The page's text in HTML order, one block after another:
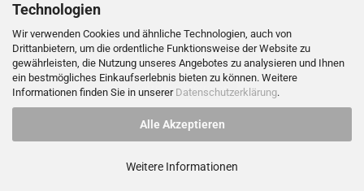
Technologien
Wir verwenden Cookies und ähnliche Technologien, auch von
Drittanbietern, um die ordentliche Funktionsweise der Website zu
gewährleisten, die Nutzung unseres Angebotes zu analysieren und Ihnen
ein bestmögliches Einkaufserlebnis bieten zu können. Weitere
Informationen finden Sie in unserer Datenschutzerklärung.
Alle Akzeptieren
Weitere Informationen
Vertrag widerrufen